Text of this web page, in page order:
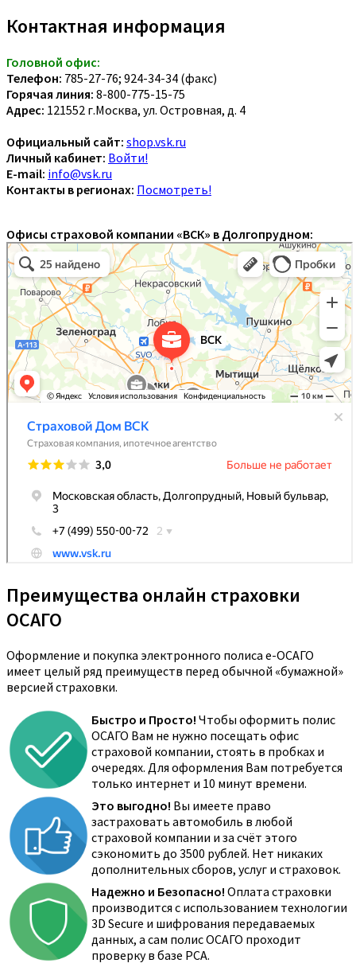
Контактная информация
Головной офис:
Телефон: 785-27-76; 924-34-34 (факс)
Горячая линия: 8-800-775-15-75
Адрес: 121552 г.Москва, ул. Островная, д. 4
Официальный сайт: shop.vsk.ru
Личный кабинет: Войти!
E-mail: info@vsk.ru
Контакты в регионах: Посмотреть!
Офисы страховой компании «ВСК» в Долгопрудном:
Преимущества онлайн страховки
ОСАГО
Оформление и покупка электронного полиса е-ОСАГО
имеет целый ряд преимуществ перед обычной «бумажной»
версией страховки.
Быстро и Просто! Чтобы оформить полис
ОСАГО Вам не нужно посещать офис
страховой компании, стоять в пробках и
очередях. Для оформления Вам потребуется
только интернет и 10 минут времени.
Это выгодно! Вы имеете право
застраховать автомобиль в любой
страховой компании и за счёт этого
сэкономить до 3500 рублей. Нет никаких
дополнительных сборов, услуг и страховок.
Надежно и Безопасно! Оплата страховки
производится с использованием технологии
3D Secure и шифрования передаваемых
данных, а сам полис ОСАГО проходит
проверку в базе РСА.